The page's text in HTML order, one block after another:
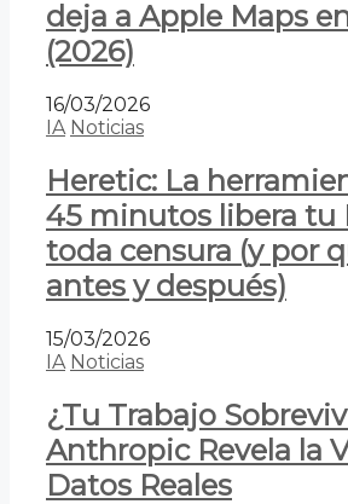
deja a Apple Maps
(2026)
16/03/2026
IA Noticias
Heretic: La
45 minutos libera tu
toda censura (y por
antes y después)
15/03/2026
IA Noticias
¿Tu Trabajo
Anthropic Revela la
Datos Reales